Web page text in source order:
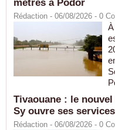
mètres à Podor
Rédaction - 06/08/2026 - 0
Tivaouane : le
Sy ouvre ses
Rédaction - 06/08/2026 - 0